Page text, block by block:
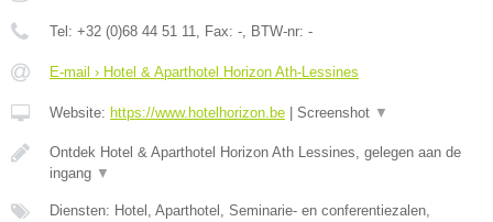
Tel: +32 (0)68 44 51 11, Fax: -, BTW-nr: -
E-mail › Hotel & Aparthotel Horizon Ath-Lessines
Website: https://www.hotelhorizon.be Screenshot ▼
Ontdek Hotel & Aparthotel Horizon Ath Lessines, gelegen aan de
ingang ▼
Diensten: Hotel, Aparthotel, Seminarie- en conferentiezalen,